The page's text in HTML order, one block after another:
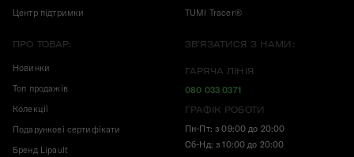
Центр підтримки
TUMI Tracer®
ПРО ТОВАР:
Новинки
Топ продажів
Колекції
Подарункові сертифікати
Бренд Lipault
ЗВ'ЯЗАТИСЯ З НАМИ:
ГАРЯЧА ЛІНІЯ
080 033 0371
ГРАФІК РОБОТИ
Пн-Пт: з 09:00 до 20:00
Сб-Нд: з 10:00 до 20:00